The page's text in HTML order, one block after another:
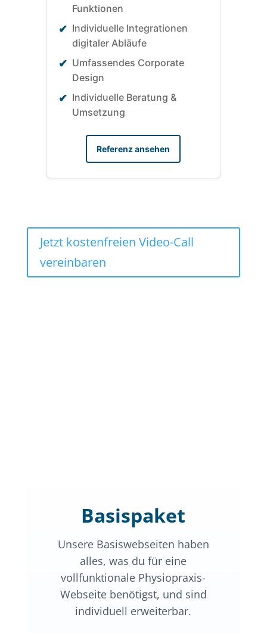
Funktionen
✔ Individuelle Integrationen
digitaler Abläufe
✔ Umfassendes Corporate
Design
✔ Individuelle Beratung &
Umsetzung
Referenz ansehen
Jetzt kostenfreien Video-Call
vereinbaren
Basispaket
Unsere Basiswebseiten haben
alles, was du für eine
vollfunktionale Physiopraxis-
Webseite benötigst, und sind
individuell erweiterbar.